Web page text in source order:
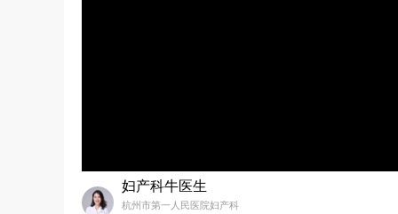
妇产科牛医生
杭州市第一人民医院妇产科